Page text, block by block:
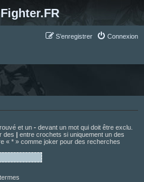
Connexion
S’enregistrer
et un - devant un mot qui doit être exclu.
des | entre crochets si uniquement un des
« * » comme joker pour des recherches